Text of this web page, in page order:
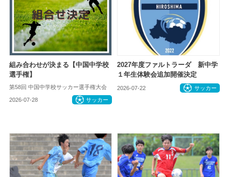
組み合わせが決まる【中国中学校
選手権】
第58回 中国中学校サッカー選手権大会
2026-07-28 サッカー
2027年度ファルトラーダ 新中学
１年生体験会追加開催決定
2026-07-22 サッカー